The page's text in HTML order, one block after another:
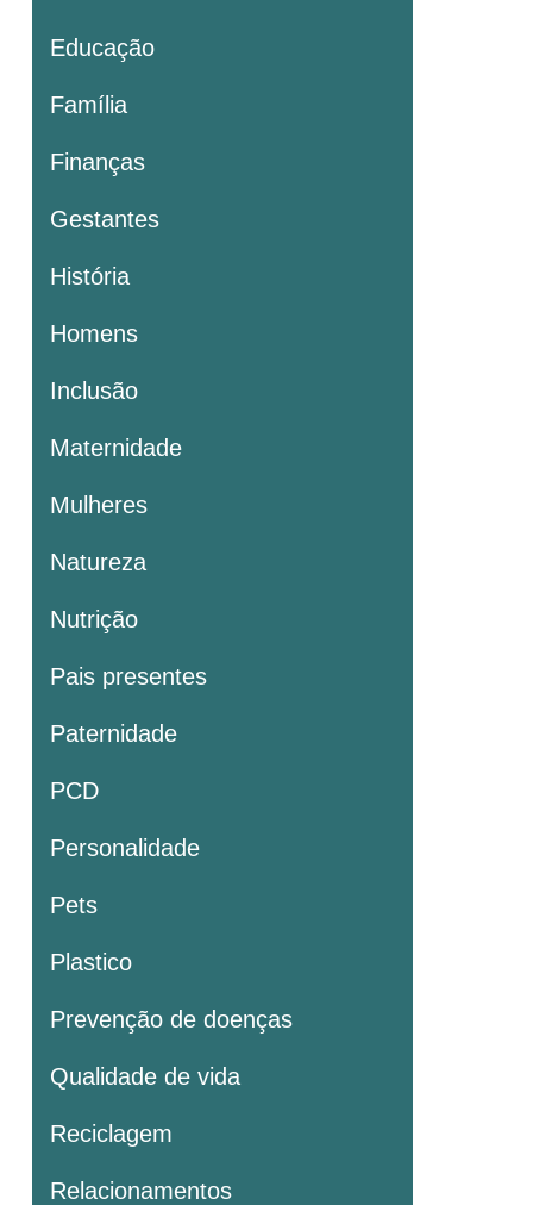
Educação
Família
Finanças
Gestantes
História
Homens
Inclusão
Maternidade
Mulheres
Natureza
Nutrição
Pais presentes
Paternidade
PCD
Personalidade
Pets
Plastico
Prevenção de doenças
Qualidade de vida
Reciclagem
Relacionamentos